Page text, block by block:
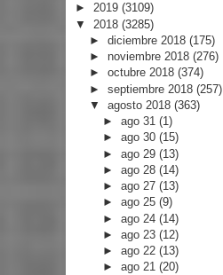
► 2019 (3109)
▼ 2018 (3285)
► diciembre 2018 (175)
► noviembre 2018 (276)
► octubre 2018 (374)
► septiembre 2018 (257)
▼ agosto 2018 (363)
►ago 31(1)
►ago 30(15)
►ago 29(13)
►ago 28(14)
►ago 27(13)
►ago 25(9)
►ago 24(14)
►ago 23(12)
►ago 22(13)
►ago 21(20)